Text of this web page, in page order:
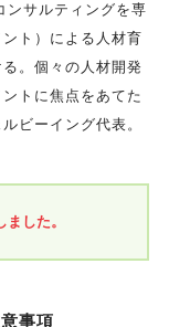
ンサルティングを専
ト）による人材育
。個々の人材開発
トに焦点をあてた
ビーイング代表。
した。
事項